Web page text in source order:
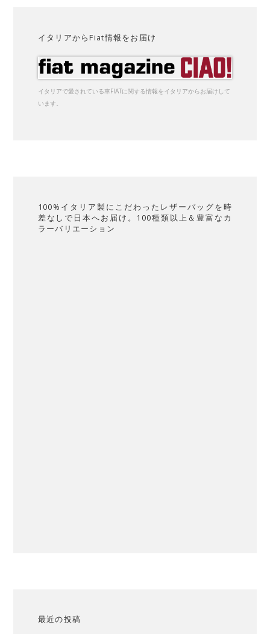
イタリアからFiat情報をお届け
イタリアで愛されている車FIATに関する情報をイタリアからお届けして
います。
100%イタリア製にこだわったレザーバッグを時
差なしで日本へお届け。100種類以上＆豊富なカ
ラーバリエーション
最近の投稿